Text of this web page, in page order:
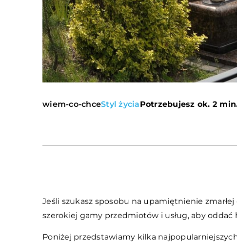
wiem-co-chceStyl życiaPotrzebujesz ok. 2
Jeśli szukasz sposobu na upamiętnienie
szerokiej gamy przedmiotów i usług, aby oddać
Poniżej przedstawiamy kilka